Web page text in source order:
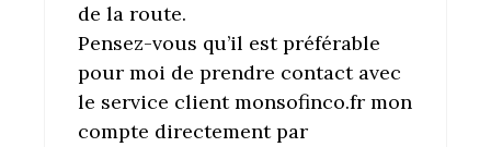
de la route.
Pensez-vous qu’il est préférable
pour moi de prendre contact avec
le service client monsofinco.fr mon
compte directement par